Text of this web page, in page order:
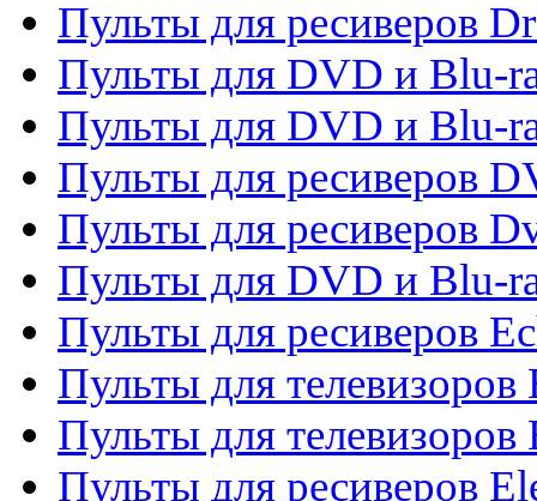
Пульты для ресиверов
Пульты для DVD и Blu-
Пульты для DVD и Blu-
Пульты для ресиверов
Пульты для ресиверов
Пульты для DVD и Blu-
Пульты для ресиверов
Пульты для телевизоров
Пульты для телевизоров
Пульты для ресиверов